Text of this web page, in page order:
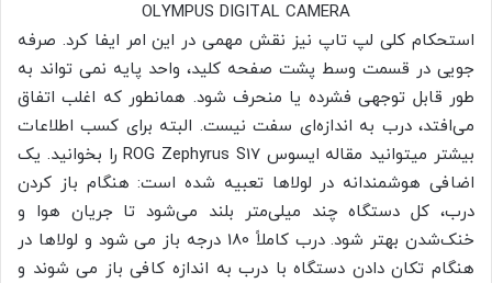
OLYMPUS DIGITAL CAMERA
استحکام کلی لپ تاپ نیز نقش مهمی در این امر ایفا کرد. صرفه
جویی در قسمت وسط پشت صفحه کلید، واحد پایه نمی تواند به
طور قابل توجهی فشرده یا منحرف شود. همانطور که اغلب اتفاق
می‌افتد، درب به اندازه‌ای سفت نیست. البته برای کسب اطلاعات
بیشتر میتوانید مقاله ایسوس ROG Zephyrus S17 را بخوانید. یک
اضافی هوشمندانه در لولاها تعبیه شده است: هنگام باز کردن
درب، کل دستگاه چند میلی‌متر بلند می‌شود تا جریان هوا و
خنک‌شدن بهتر شود. درب کاملاً 180 درجه باز می شود و لولاها در
هنگام تکان دادن دستگاه با درب به اندازه کافی باز می شوند و